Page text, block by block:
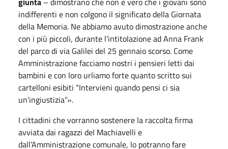
indifferenti e non colgono il significato della Giornata
della Memoria. Ne abbiamo avuto dimostrazione anche
con i più piccoli, durante l’intitolazione ad Anna Frank
del parco di via Galilei del 25 gennaio scorso. Come
Amministrazione facciamo nostri i pensieri letti dai
bambini e con loro urliamo forte quanto scritto sui
cartelloni esibiti “Intervieni quando pensi ci sia
un’ingiustizia”».
I cittadini che vorranno sostenere la raccolta firma
avviata dai ragazzi del Machiavelli e
dall’Amministrazione comunale, lo potranno fare